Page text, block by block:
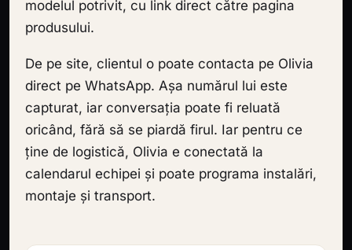
modelul potrivit, cu link direct către pagina
produsului.
De pe site, clientul o poate contacta pe Olivia
direct pe WhatsApp. Așa numărul lui este
capturat, iar conversația poate fi reluată
oricând, fără să se piardă firul. Iar pentru ce
ține de logistică, Olivia e conectată la
calendarul echipei și poate programa instalări,
montaje și transport.